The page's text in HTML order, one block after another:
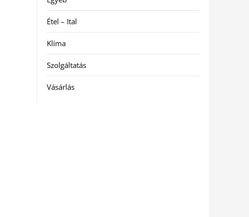
Étel – Ital
Klíma
Szolgáltatás
Vásárlás